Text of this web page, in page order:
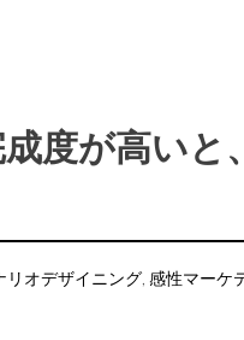
度が高い
リオデザイニング 感性マーケ